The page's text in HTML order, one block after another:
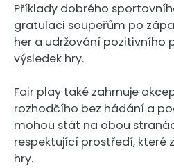
Příklady dobrého
gratulaci soupeřům po
her a udržování pozitivního
výsledek hry.
Fair play také zahrnuje
rozhodčího bez hádání a
mohou stát na obou
respektující prostředí, které
hry.